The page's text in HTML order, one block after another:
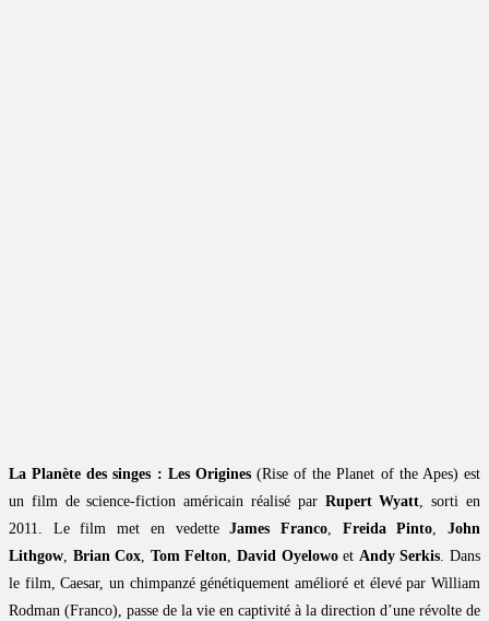
La Planète des singes : Les Origines(Rise of the Planet of the Apes) est
un film de science-fiction américain réalisé par Rupert Wyatt, sorti en
2011. Le film met en vedetteJames Franco, Freida Pinto,John
Lithgow, Brian Cox, Tom Felton,David Oyelowoet Andy Serkis. Dans
le film, Caesar, un chimpanzé génétiquement amélioré et élevé par William
Rodman (Franco), passe de la vie en captivité à la direction d’une révolte de